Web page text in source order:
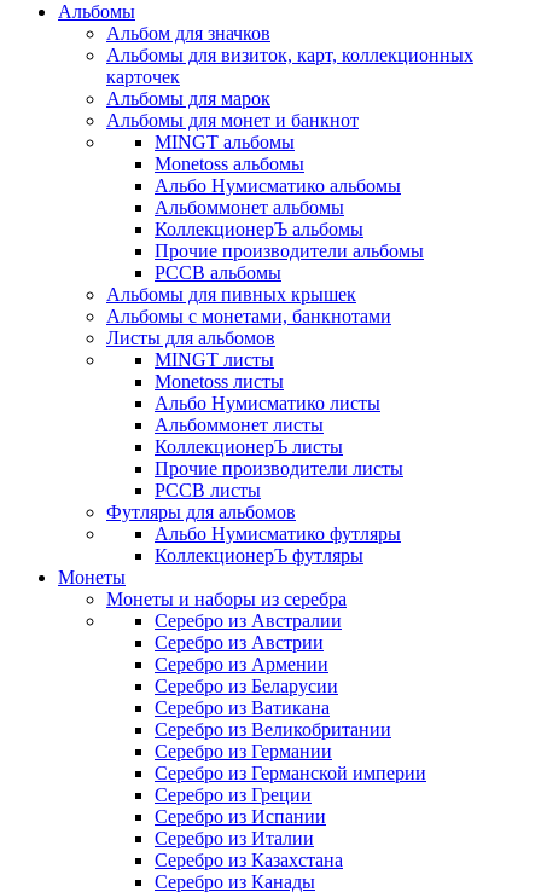
Альбомы
Альбом для значков
Альбомы для визиток, карт, коллекционных
карточек
Альбомы для марок
Альбомы для монет и банкнот
MINGT альбомы
Monetoss альбомы
Альбо Нумисматико альбомы
Альбоммонет альбомы
КоллекционерЪ альбомы
Прочие производители альбомы
РССВ альбомы
Альбомы для пивных крышек
Альбомы с монетами, банкнотами
Листы для альбомов
MINGT листы
Monetoss листы
Альбо Нумисматико листы
Альбоммонет листы
КоллекционерЪ листы
Прочие производители листы
РССВ листы
Футляры для альбомов
Альбо Нумисматико футляры
КоллекционерЪ футляры
Монеты
Монеты и наборы из серебра
Серебро из Австралии
Серебро из Австрии
Серебро из Армении
Серебро из Беларусии
Серебро из Ватикана
Серебро из Великобритании
Серебро из Германии
Серебро из Германской империи
Серебро из Греции
Серебро из Испании
Серебро из Италии
Серебро из Казахстана
Серебро из Канады